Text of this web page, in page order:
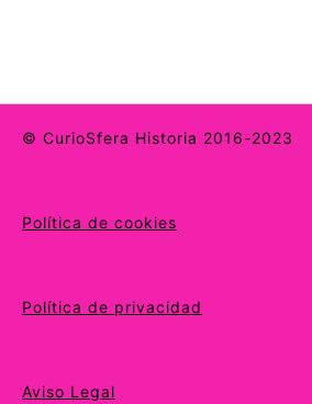
© CurioSfera Historia 2016-2023
Política de cookies
Política de privacidad
Aviso Legal